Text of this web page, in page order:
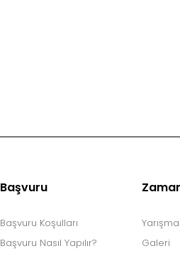
Başvuru
Başvuru Koşulları
Başvuru Nasıl Yapılır?
Galeri